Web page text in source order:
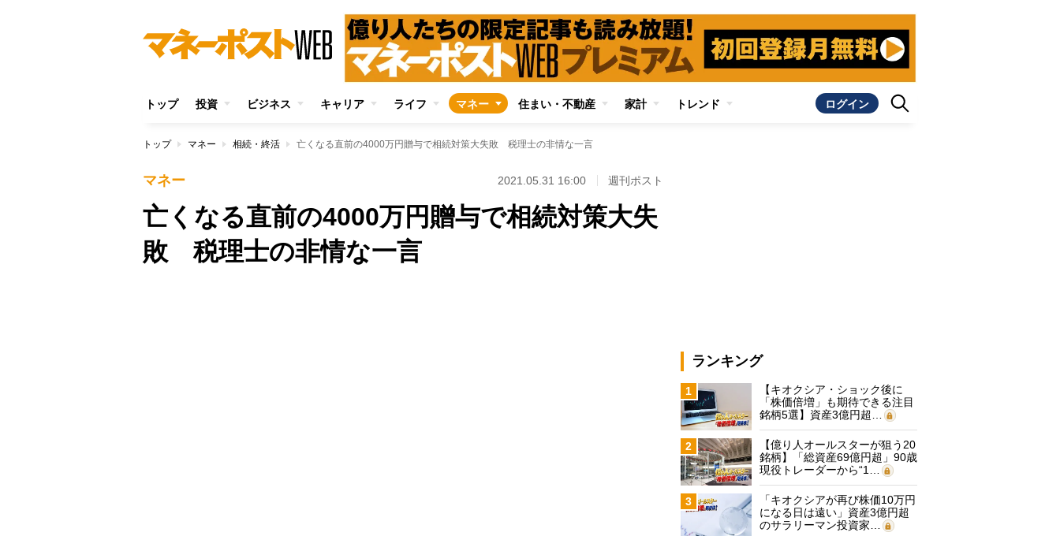
トップ 投資 ビジネス キャリア ライフ マネー 住まい・不動産 家計 トレンド ログイン
トップ マネー 相続・終活 亡くなる直前の4000万円贈与で相続対策大失敗 税理士の非情な一言
マネー 2021.05.31 16:00 週刊ポスト
亡くなる直前の4000万円贈与で相続対策大失
敗 税理士の非情な一言
ランキング
1
【キオクシア・ショック後に
「株価倍増」も期待できる注目
銘柄5選】資産3億円超…
2
【億り人オールスターが狙う20
銘柄】「総資産69億円超」90歳
現役トレーダーから“1…
3
「キオクシアが再び株価10万円
になる日は遠い」資産3億円超
のサラリーマン投資家…